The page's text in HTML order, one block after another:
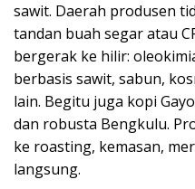
sawit. Daerah produsen
tandan buah segar atau
bergerak ke hilir:
berbasis sawit, sabun,
lain. Begitu juga kopi
dan robusta Bengkulu.
ke roasting, kemasan,
langsung.